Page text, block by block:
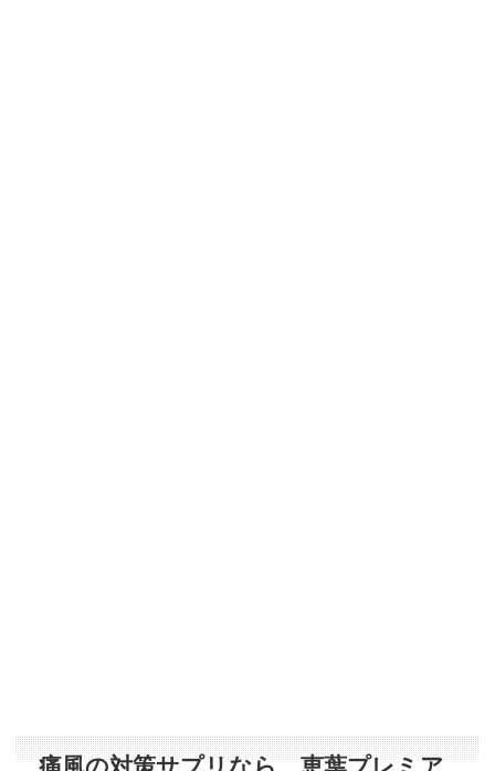
痛風の対策サプリなら、恵葉プレミア